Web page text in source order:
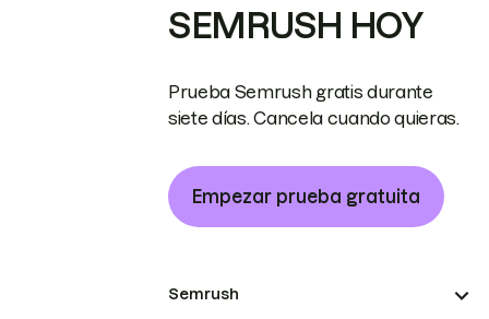
SEMRUSH HOY
Prueba Semrush gratis durante
siete días. Cancela cuando quieras.
Empezar prueba gratuita
Semrush